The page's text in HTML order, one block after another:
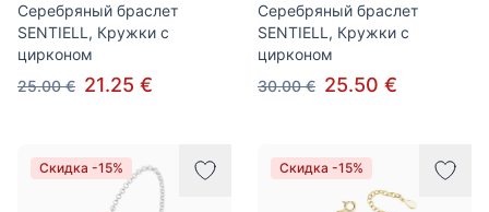
Серебряный браслет
SENTIELL, Кружки с
цирконом
25.00 € 21.25 €
Серебряный браслет
SENTIELL, Кружки с
цирконом
30.00 € 25.50 €
Скидка -15% Скидка -15%